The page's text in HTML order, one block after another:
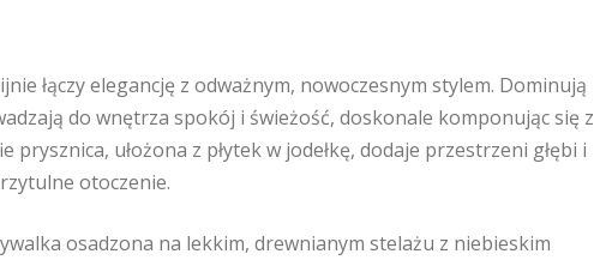
łączy elegancję z odważnym, nowoczesnym stylem. Dominują
do wnętrza spokój i świeżość, doskonale komponując się z
ułożona z płytek w jodełkę, dodaje przestrzeni głębi i
otoczenie.
osadzona na lekkim, drewnianym stelażu z niebieskim